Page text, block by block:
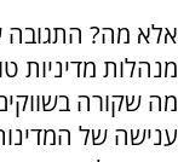
מנהלות מדיניות
מה שקורה
ענישה של